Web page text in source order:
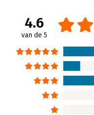
zoek
dat niet
geleide
4.6
van de 5